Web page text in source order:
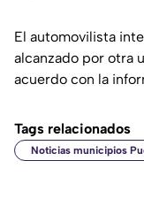
El automovilista
alcanzado por otra
acuerdo con la
Tags relacionados
Noticias municipios